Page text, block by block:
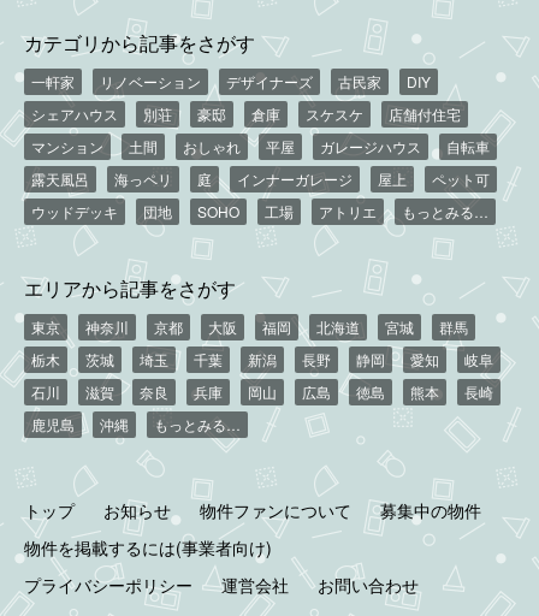
カテゴリから記事をさがす
一軒家 リノベーション デザイナーズ 古民家
DIY
シェアハウス
別荘 豪邸 倉庫 スケスケ
店舗付住宅
マンション
土間 おしゃれ 平屋 ガレージハウス
自転車
露天風呂
海っペリ 庭 インナーガレージ 屋上
ペット可
ウッドデッキ
団地 SOHO 工場 アトリエ もっとみる…
エリアから記事をさがす
東京 神奈川 京都 大阪 福岡 北海道 宮城
群馬
栃木
茨城 埼玉 千葉 新潟 長野 静岡 愛知
岐阜
石川
滋賀 奈良 兵庫 岡山 広島 徳島 熊本
長崎
鹿児島
沖縄 もっとみる…
トップ お知らせ 物件ファンについて
募集中の物件
物件を掲載するには(事業者向け)
プライバシーポリシー
運営会社 お問い合わせ